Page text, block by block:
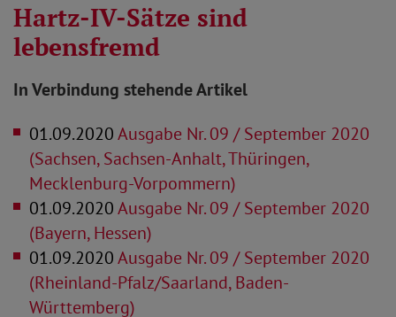
Hartz-IV-Sätze sind
lebensfremd
In Verbindung stehende Artikel
01.09.2020Ausgabe Nr. 09 / September 2020
(Sachsen, Sachsen-Anhalt, Thüringen,
Mecklenburg-Vorpommern)
01.09.2020Ausgabe Nr. 09 / September 2020
(Bayern, Hessen)
01.09.2020Ausgabe Nr. 09 / September 2020
(Rheinland-Pfalz/Saarland, Baden-
Württemberg)